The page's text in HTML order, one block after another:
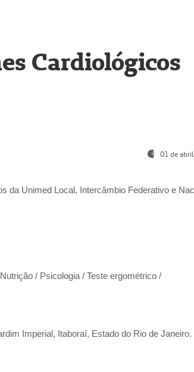
Cardiológicos
01 de
da Unimed Local, Intercâmbio Federativo e
/ Psicologia / Teste ergométrico /
Imperial, Itaboraí, Estado do Rio de Janeiro.